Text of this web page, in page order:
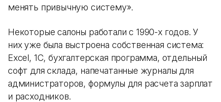
менять привычную систему».
Некоторые салоны работали с 1990-х годов. У
них уже была выстроена собственная система:
Excel, 1С, бухгалтерская программа, отдельный
софт для склада, напечатанные журналы для
администраторов, формулы для расчета зарплат
и расходников.